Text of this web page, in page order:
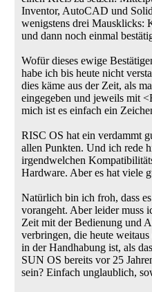
Inventor, AutoCAD und
wenigstens drei Mausklicks:
und dann noch einmal
Wofür dieses ewige
habe ich bis heute nicht
dies käme aus der Zeit, als
eingegeben und jeweils mit
mich ist es einfach ein
RISC OS hat ein verdammt
allen Punkten. Und ich rede
irgendwelchen
Hardware. Aber es hat viele
Natürlich bin ich froh, dass
vorangeht. Aber leider muss
Zeit mit der Bedienung und
verbringen, die heute
in der Handhabung ist, als
SUN OS bereits vor 25
sein? Einfach unglaublich,